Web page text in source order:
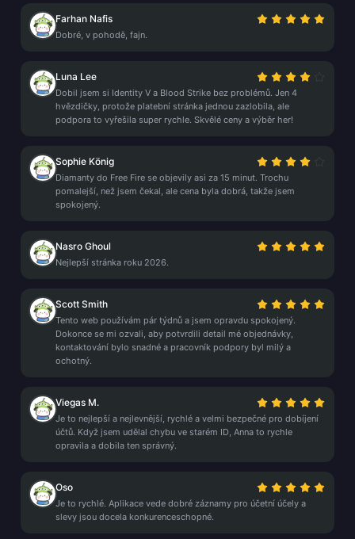
Farhan Nafis
Dobré, v pohodě, fajn.
Luna Lee
Dobil jsem si Identity V a Blood Strike bez problémů. Jen 4
hvězdičky, protože platební stránka jednou zazlobila, ale
podpora to vyřešila super rychle. Skvělé ceny a výběr her!
Sophie König
Diamanty do Free Fire se objevily asi za 15 minut. Trochu
pomalejší, než jsem čekal, ale cena byla dobrá, takže jsem
spokojený.
Nasro Ghoul
Nejlepší stránka roku 2026.
Scott Smith
Tento web používám pár týdnů a jsem opravdu spokojený.
Dokonce se mi ozvali, aby potvrdili detail mé objednávky,
kontaktování bylo snadné a pracovník podpory byl milý a
ochotný.
Viegas M.
Je to nejlepší a nejlevnější, rychlé a velmi bezpečné pro dobíjení
účtů. Když jsem udělal chybu ve starém ID, Anna to rychle
opravila a dobila ten správný.
Oso
Je to rychlé. Aplikace vede dobré záznamy pro účetní účely a
slevy jsou docela konkurenceschopné.